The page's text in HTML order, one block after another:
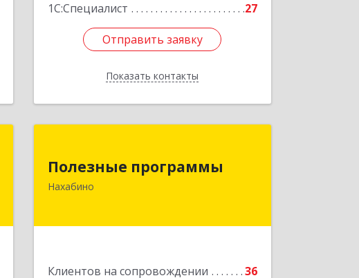
1С:Специалист
27
Отправить заявку
Показать контакты
Отправить заявку
Назад
Полезные программы
Нахабино
Клиентов на сопровождении
36
143432, Московская обл,
Красногорский р-н, Нахабино рп,